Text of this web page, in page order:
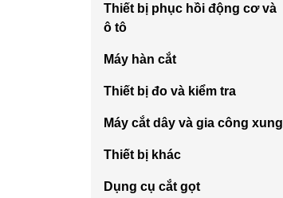
Thiết bị phục hồi động cơ và
ô tô
Máy hàn cắt
Thiết bị đo và kiểm tra
Máy cắt dây và gia công xung
Thiết bị khác
Dụng cụ cắt gọt